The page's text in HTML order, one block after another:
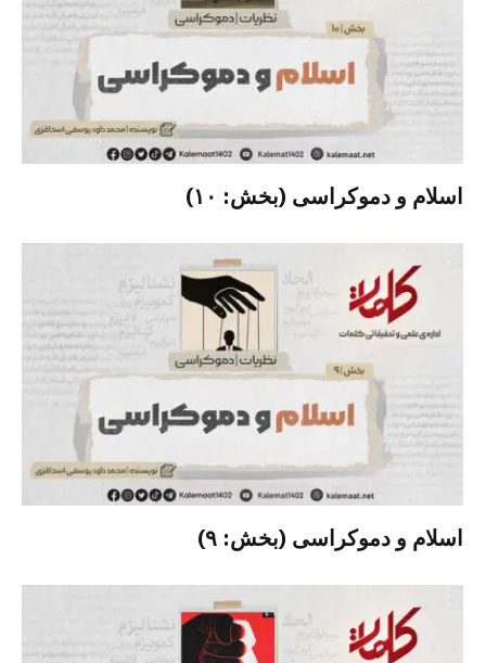
اسلام و دموکراسی (بخش: ۱۰)
اسلام و دموکراسی (بخش: ۹)